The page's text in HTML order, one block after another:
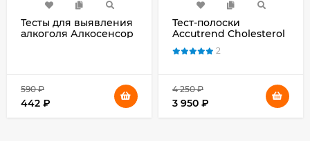
Тесты для выявления
алкоголя Алкосенсор
590₽
442 ₽
Тест-полоски
Accutrend Cholesterol
(Аккутренд
Холестерин) №25
2
4 250₽
3 950 ₽